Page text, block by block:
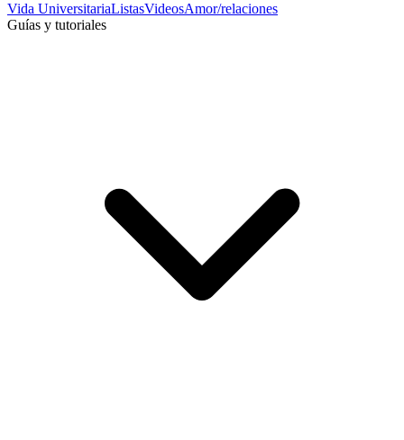
Vida UniversitariaListasVideosAmor/relaciones
Guías y tutoriales